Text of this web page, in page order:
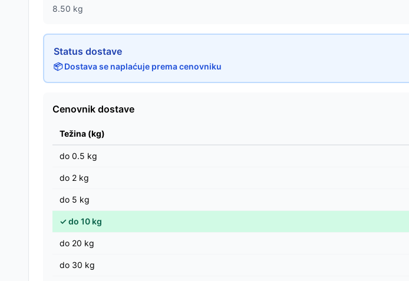
8.50 kg
Status dostave
📦 Dostava se naplaćuje prema cenovniku
Cenovnik dostave
Težina (kg)
do 0.5 kg
do 2 kg
do 5 kg
✓do 10 kg
do 20 kg
do 30 kg